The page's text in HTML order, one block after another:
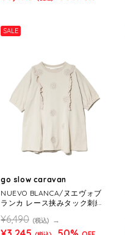
SALE
go slow caravan
NUEVO BLANCA/ヌエヴォブ
ランカ レース挟みタック刺繍
¥6,490 (税込)